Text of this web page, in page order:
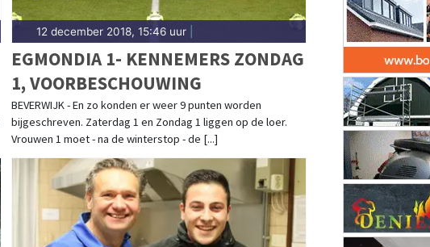
12 december 2018, 15:46 uur|
EGMONDIA 1- KENNEMERS ZONDAG
1, VOORBESCHOUWING
BEVERWIJK - En zo konden er weer 9 punten worden
bijgeschreven. Zaterdag 1 en Zondag 1 liggen op de loer.
Vrouwen 1 moet - na de winterstop - de [...]